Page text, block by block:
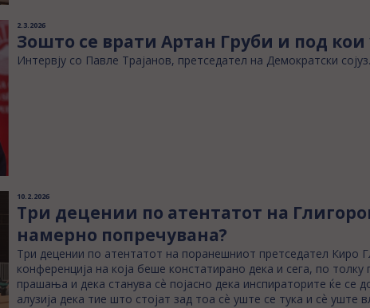
2.3.2026
Зошто се врати Артан Груби и под кои
Интервју со Павле Трајанов, претседател на Демократски сојуз.
10.2.2026
Три децении по атентатот на
намерно попречувана?
Три децении по атентатот на поранешниот претседател Киро
конференција на која беше констатирано дека и сега, по
прашања и дека станува сѐ појасно дека инспираторите ќе се
алузија дека тие што стојат зад тоа сѐ уште се тука и сѐ уште